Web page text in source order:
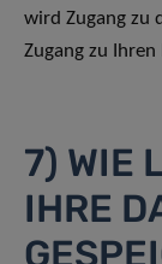
wird Zugang zu
Zugang zu Ihren
7) WIE
IHRE